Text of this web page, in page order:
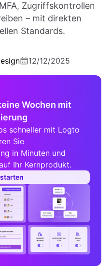
Zugriffskontrollen
– mit direkten
Standards.
12/12/2025
Wochen mit
schneller mit Logto
Sie
in Minuten und
Ihr Kernprodukt.